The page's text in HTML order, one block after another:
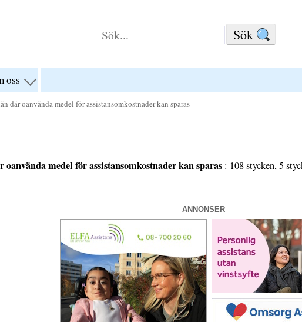
oss
visa
menyn
för
där oanvända medel för assistansomkostnader kan sparas
oanvända medel för assistansomkostnader kan sparas : 108 stycken, 5
ANNONSER